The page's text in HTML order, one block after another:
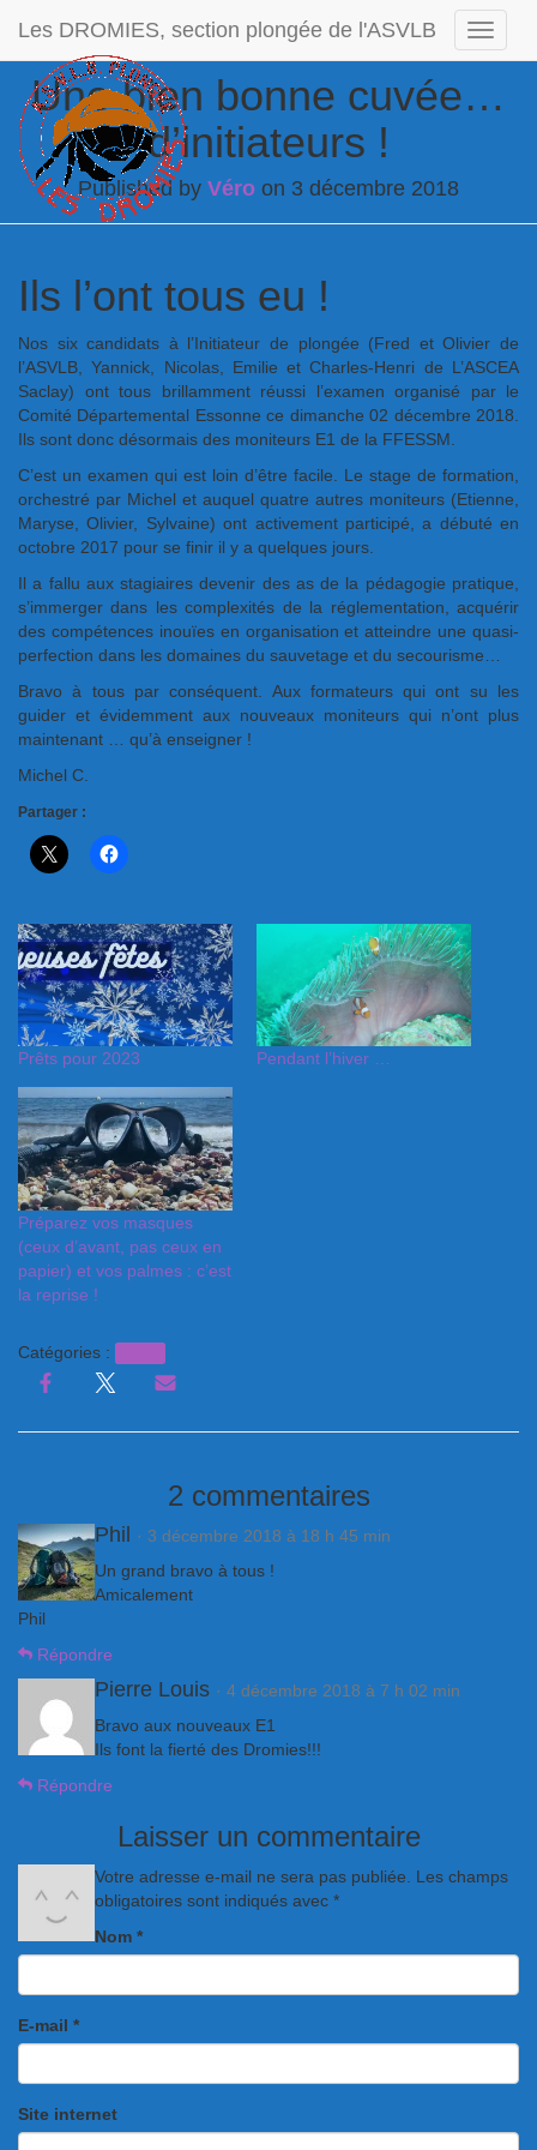
Les DROMIES, section plongée de l'ASVLB
Ouvrir/
Une bien bonne cuvée…
d’initiateurs !
Published by Véro on 3 décembre 2018
Ils l’ont tous eu !
Nos six candidats à l’Initiateur de plongée (Fred et Olivier de
l’ASVLB, Yannick, Nicolas, Emilie et Charles-Henri de L’ASCEA
Saclay) ont tous brillamment réussi l’examen organisé par le
Comité Départemental Essonne ce dimanche 02 décembre 2018.
Ils sont donc désormais des moniteurs E1 de la FFESSM.
C’est un examen qui est loin d’être facile. Le stage de formation,
orchestré par Michel et auquel quatre autres moniteurs (Etienne,
Maryse, Olivier, Sylvaine) ont activement participé, a débuté en
octobre 2017 pour se finir il y a quelques jours.
Il a fallu aux stagiaires devenir des as de la pédagogie pratique,
s’immerger dans les complexités de la réglementation, acquérir
des compétences inouïes en organisation et atteindre une quasi-
perfection dans les domaines du sauvetage et du secourisme…
Bravo à tous par conséquent. Aux formateurs qui ont su les
guider et évidemment aux nouveaux moniteurs qui n’ont plus
maintenant … qu’à enseigner !
Michel C.
Partager :
Prêts pour 2023 Pendant l’hiver …
Préparez vos masques
(ceux d’avant, pas ceux en
papier) et vos palmes : c’est
la reprise !
Catégories :
2 commentaires
Phil · 3 décembre 2018 à 18 h 45 min
Un grand bravo à tous !
Amicalement
Phil
Répondre
Pierre Louis · 4 décembre 2018 à 7 h 02 min
Bravo aux nouveaux E1
Ils font la fierté des Dromies!!!
Répondre
Laisser un commentaire
Votre adresse e-mail ne sera pas publiée.
Les champs
obligatoires sont indiqués avec *
Nom *
E-mail *
Site internet